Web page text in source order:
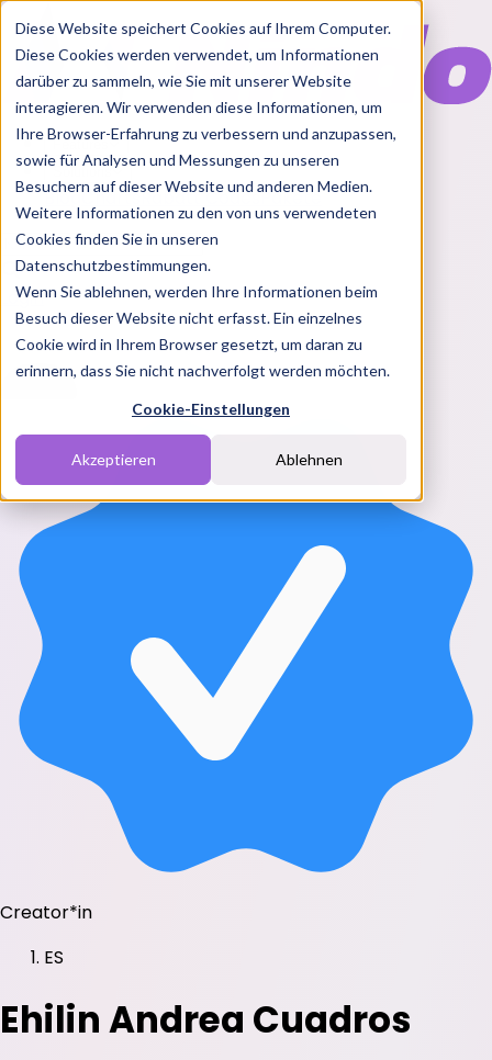
Diese Website speichert Cookies auf Ihrem Computer.
Diese Cookies werden verwendet, um Informationen
darüber zu sammeln, wie Sie mit unserer Website
interagieren. Wir verwenden diese Informationen, um
Ihre Browser-Erfahrung zu verbessern und anzupassen,
sowie für Analysen und Messungen zu unseren
Besuchern auf dieser Website und anderen Medien.
Weitere Informationen zu den von uns verwendeten
Cookies finden Sie in unseren
Datenschutzbestimmungen.
Wenn Sie ablehnen, werden Ihre Informationen beim
Besuch dieser Website nicht erfasst. Ein einzelnes
Cookie wird in Ihrem Browser gesetzt, um daran zu
erinnern, dass Sie nicht nachverfolgt werden möchten.
Cookie-Einstellungen
Akzeptieren Ablehnen
Features
Solutions
BlogChartsRabatt CodesPakete
Login
Creator*in
ES
Ehilin Andrea Cuadros